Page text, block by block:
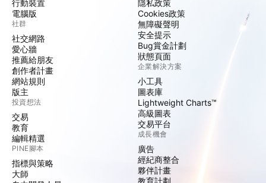
行動裝置
電腦版
社群
社交網路
愛心牆
推薦給朋友
創作者計畫
網站規則
版主
投資想法
交易
教育
編輯精選
PINE腳本
指標與策略
大師
隱私政策
Cookies政策
無障礙聲明
安全提示
Bug賞金計劃
狀態頁面
企業解決方案
小工具
圖表庫
Lightweight Charts™
高級圖表
交易平台
成長機會
廣告
經紀商整合
夥伴計畫
教育計劃